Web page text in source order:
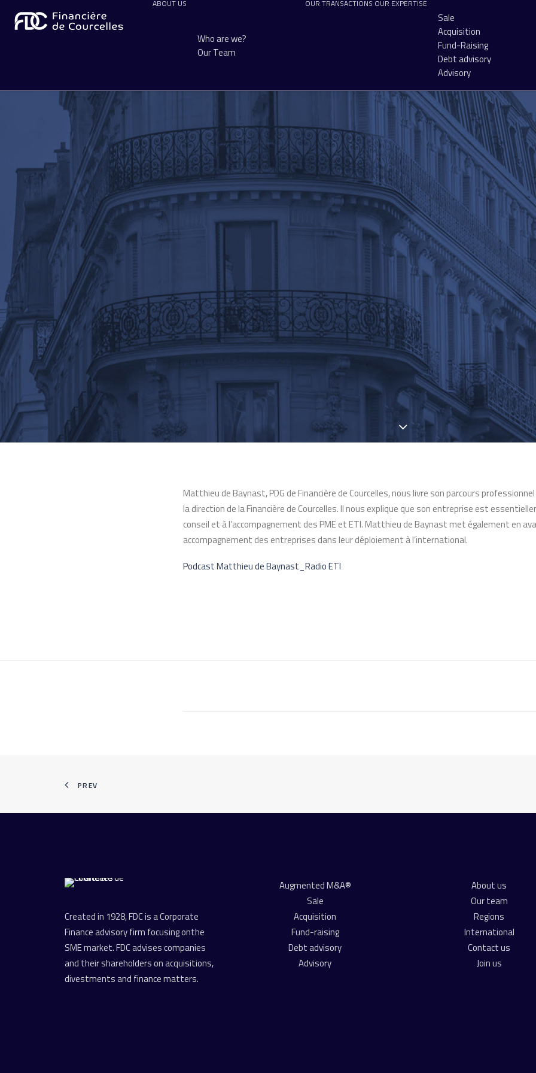
ABOUT US
Who are we?
Our Team
OUR TRANSACTIONS OUR EXPERTISE
Sale
Acquisition
Fund-Raising
Debt advisory
Advisory
Matthieu de Baynast, PDG de Financière de Courcelles, nous livre son parcours
la direction de la Financière de Courcelles. Il nous explique que son entreprise est
conseil et à l’accompagnement des PME et ETI. Matthieu de Baynast met également en
accompagnement des entreprises dans leur déploiement à l’international.
Podcast Matthieu de Baynast_Radio ETI
PREV
Created in 1928, FDC is a Corporate
Finance advisory firm focusing onthe
SME market. FDC advises companies
and their shareholders on acquisitions,
divestments and finance matters.
Augmented M&A®
Sale
Acquisition
Fund-raising
Debt advisory
Advisory
About us
Our team
Regions
International
Contact us
Join us